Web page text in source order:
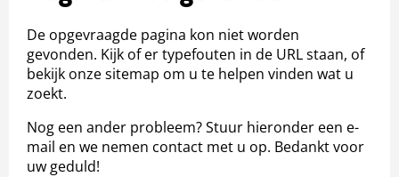
De opgevraagde pagina kon niet worden
gevonden. Kijk of er typefouten in de URL staan, of
bekijk onze sitemap om u te helpen vinden wat u
zoekt.
Nog een ander probleem? Stuur hieronder een e-
mail en we nemen contact met u op. Bedankt voor
uw geduld!